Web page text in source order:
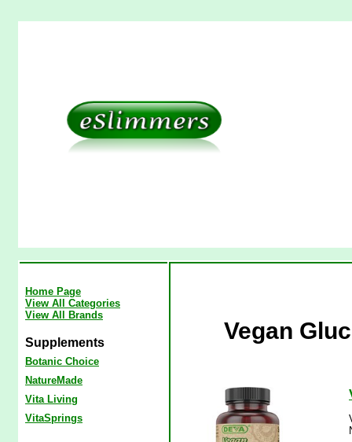
Home Page
View All Categories
View All Brands
Supplements
Botanic Choice
NatureMade
Vita Living
VitaSprings
Vegan